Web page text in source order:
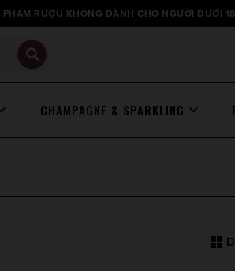
RƯỢU KHÔNG DÀNH CHO NGƯỜI DƯỚI
CHAMPAGNE & SPARKLING